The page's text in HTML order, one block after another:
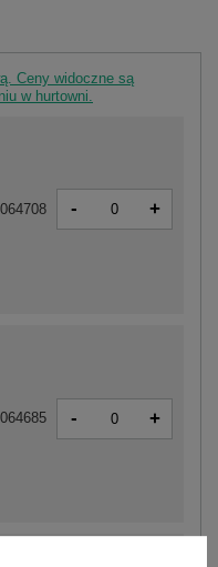
Ceny widoczne są
w hurtowni.
- +
- +